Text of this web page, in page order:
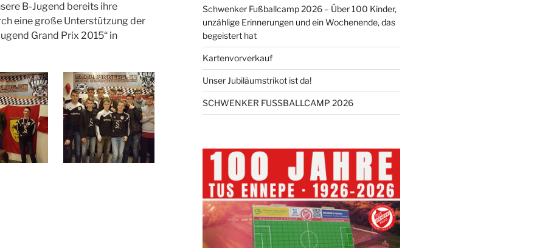
B-Jugend bereits ihre
eine große Unterstützung der
Grand Prix 2015“ in
Schwenker Fußballcamp 2026 – Über 100 Kinder,
unzählige Erinnerungen und ein Wochenende, das
begeistert hat
Kartenvorverkauf
Unser Jubiläumstrikot ist da!
SCHWENKER FUSSBALLCAMP 2026